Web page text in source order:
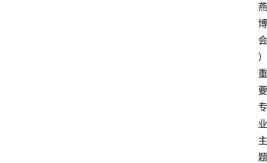
燕
博
会
）
重
要
专
业
主
题